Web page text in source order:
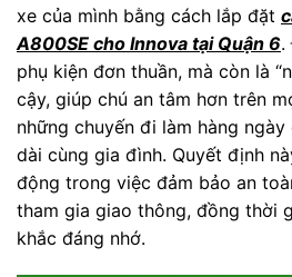
xe của mình bằng cách lắp đặt
A800SE cho Innova tại Quận 6.
phụ kiện đơn thuần, mà còn là
cậy, giúp chú an tâm hơn trên
những chuyến đi làm hàng
dài cùng gia đình. Quyết định
động trong việc đảm bảo an
tham gia giao thông, đồng thời
khắc đáng nhớ.